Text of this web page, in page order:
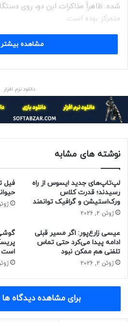
شده. ظاهراً مذاکرات این دو، روی
متمرکز بوده است.
فعلاً مشخص نیست که دستگاه مدنظر
از چه قابلیت‌هایی استفاده می‌کند.
جانی آیو و سم آلتمن در پی ساخت
ماسایوشی سان، مدیرعامل گروه
برای حمایت از جانی آیو ندارد.
منبع : زومیت
فناوری گجت هوش
مشاهده بیشتر
دانلود نرم افزار
نوشته های مشابه
لپ‌تاپ‌های جدید ایسوس از راه
رسیدند؛ قدرت کلاس
ورک‌استیشن و گرافیک توانمند
ژوئن 2, 2026
فیل
حیوانات در ۵۵
ژوئن 2,
عیسی زارع‌پور: اگر مسیر قبلی
ادامه پیدا می‌کرد حتی تماس
تلفنی هم ممکن نبود
ژوئن 2, 2026
است
ژوئن 2,
برای مشاهده دیدگاه